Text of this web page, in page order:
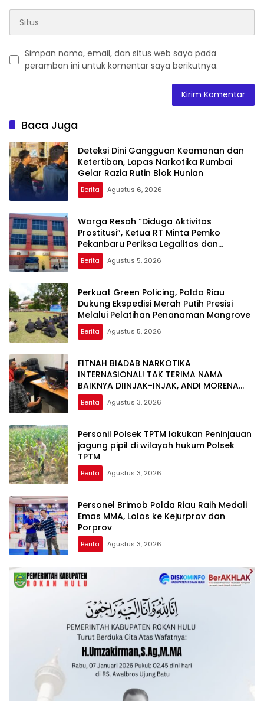
Simpan nama, email, dan situs web saya pada
peramban ini untuk komentar saya berikutnya.
Baca Juga
Deteksi Dini Gangguan Keamanan dan
Ketertiban, Lapas Narkotika Rumbai
Gelar Razia Rutin Blok Hunian
Berita Agustus 6, 2026
Warga Resah “Diduga Aktivitas
Prostitusi”, Ketua RT Minta Pemko
Pekanbaru Periksa Legalitas dan
Aktivitas Z Homestay di Jalan Tanjung
Datuk
Berita Agustus 5, 2026
Perkuat Green Policing, Polda Riau
Dukung Ekspedisi Merah Putih Presisi
Melalui Pelatihan Penanaman Mangrove
Berita Agustus 5, 2026
FITNAH BIADAB NARKOTIKA
INTERNASIONAL! TAK TERIMA NAMA
BAIKNYA DIINJAK-INJAK, ANDI MORENA
DECLARE WAR: SIAP Bantai DAN SERET
AKUN PEMBUNUH KARAKTER KE PENJARA
Berita Agustus 3, 2026
Personil Polsek TPTM lakukan Peninjauan
jagung pipil di wilayah hukum Polsek
TPTM
Berita Agustus 3, 2026
Personel Brimob Polda Riau Raih Medali
Emas MMA, Lolos ke Kejurprov dan
Porprov
Berita Agustus 3, 2026